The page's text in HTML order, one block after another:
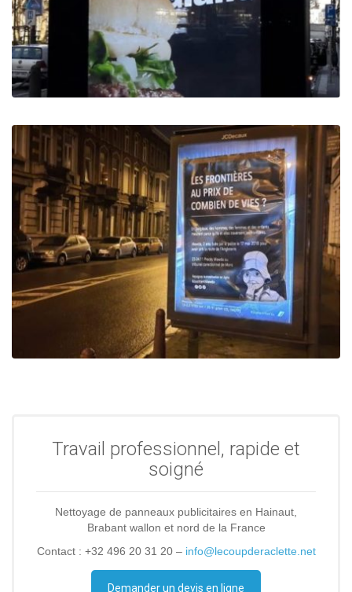
Travail professionnel, rapide et
soigné
Nettoyage de panneaux publicitaires en Hainaut,
Brabant wallon et nord de la France
Contact : +32 496 20 31 20 – info@lecoupderaclette.net
Demander un devis en ligne